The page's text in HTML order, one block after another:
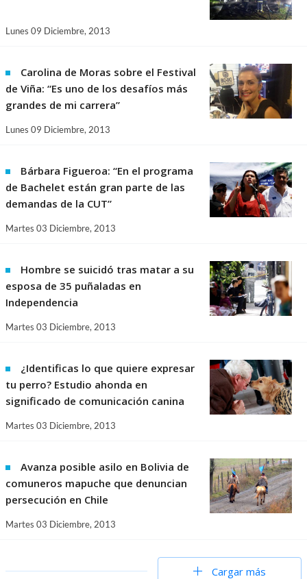
Lunes 09 Diciembre, 2013
Carolina de Moras sobre el Festival
de Viña: “Es uno de los desafíos más
grandes de mi carrera”
Lunes 09 Diciembre, 2013
Bárbara Figueroa: “En el programa
de Bachelet están gran parte de las
demandas de la CUT”
Martes 03 Diciembre, 2013
Hombre se suicidó tras matar a su
esposa de 35 puñaladas en
Independencia
Martes 03 Diciembre, 2013
¿Identificas lo que quiere expresar
tu perro? Estudio ahonda en
significado de comunicación canina
Martes 03 Diciembre, 2013
Avanza posible asilo en Bolivia de
comuneros mapuche que denuncian
persecución en Chile
Martes 03 Diciembre, 2013
Cargar más